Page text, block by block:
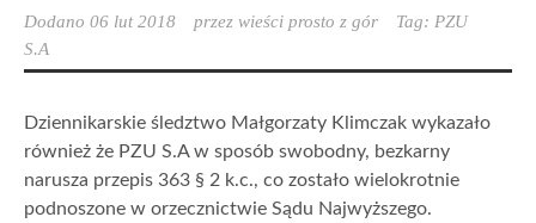
Dodano 06 lut 2018 przez wieści prosto z gór Tag: PZU
S.A
Dziennikarskie śledztwo Małgorzaty Klimczak wykazało
również że PZU S.A w sposób swobodny, bezkarny
narusza przepis 363 § 2 k.c., co zostało wielokrotnie
podnoszone w orzecznictwie Sądu Najwyższego.